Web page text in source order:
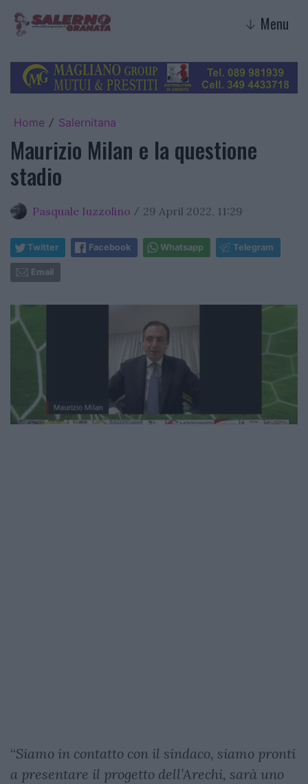
↓ Menu
Home / Salernitana
Maurizio Milan e la questione
stadio
Pasquale Iuzzolino / 29 April 2022, 11:29
Twitter Facebook Whatsapp Telegram
Email
“Siamo in contatto con il sindaco, siamo pronti
a presentare il progetto dell’Arechi, sarà uno